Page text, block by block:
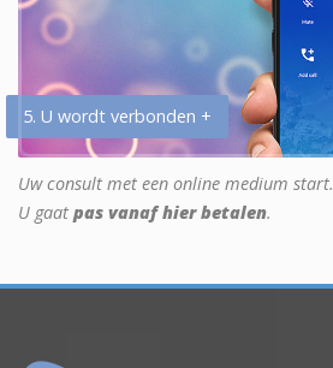
5. U wordt verbonden +
Uw consult met een online medium start.
U gaat pas vanaf hier betalen.